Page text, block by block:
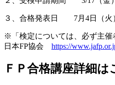
３、合格発表日 7月4日（火
※「検定については、必ず主
日本FP協会 https://
ＦＰ合格講座詳細は